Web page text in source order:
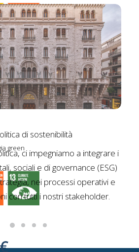
green
di sostenibilità
ci impegniamo a integrare i
sociali e di governance (ESG)
nei processi operativi e
con tutti i nostri stakeholder.